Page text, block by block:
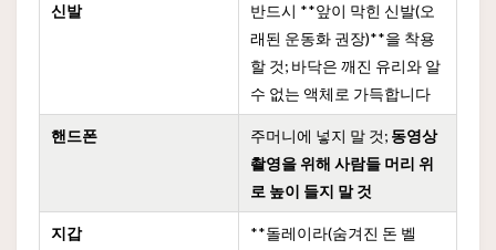
신발
반드시 **앞이 막힌 신발(오
래된 운동화 권장)**을 착용
할 것; 바닥은 깨진 유리와 알
수 없는 액체로 가득합니다
핸드폰 주머니에 넣지 말 것; 동영상
촬영을 위해 사람들 머리 위
로 높이 들지 말 것
지갑
**돌레이라(숨겨진 돈 벨